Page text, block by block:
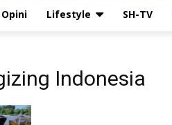
Opini Lifestyle SH-TV
Indonesia